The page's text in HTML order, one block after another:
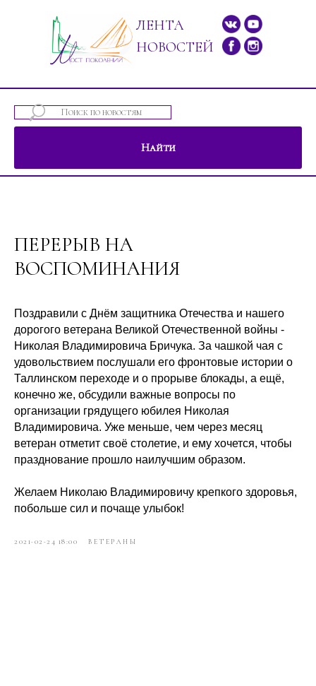
ЛЕНТА
НОВОСТЕЙ
Найти
ПЕРЕРЫВ НА
ВОСПОМИНАНИЯ
Поздравили с Днём защитника Отечества и нашего
дорогого ветерана Великой Отечественной войны -
Николая Владимировича Бричука. За чашкой чая с
удовольствием послушали его фронтовые истории о
Таллинском переходе и о прорыве блокады, а ещё,
конечно же, обсудили важные вопросы по
организации грядущего юбилея Николая
Владимировича. Уже меньше, чем через месяц
ветеран отметит своё столетие, и ему хочется, чтобы
празднование прошло наилучшим образом.
Желаем Николаю Владимировичу крепкого здоровья,
побольше сил и почаще улыбок!
2021-02-24 18:00 ВЕТЕРАНЫ